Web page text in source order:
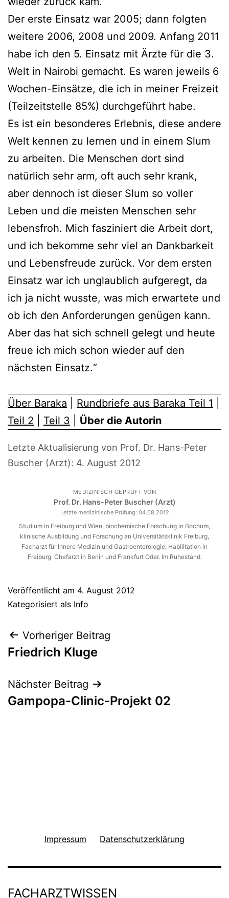
Der erste Einsatz war 2005; dann folgten
weitere 2006, 2008 und 2009. Anfang 2011
habe ich den 5. Einsatz mit Ärzte für die 3.
Welt in Nairobi gemacht. Es waren jeweils 6
Wochen-Einsätze, die ich in meiner Freizeit
(Teilzeitstelle 85%) durchgeführt habe.
Es ist ein besonderes Erlebnis, diese andere
Welt kennen zu lernen und in einem Slum
zu arbeiten. Die Menschen dort sind
natürlich sehr arm, oft auch sehr krank,
aber dennoch ist dieser Slum so voller
Leben und die meisten Menschen sehr
lebensfroh. Mich fasziniert die Arbeit dort,
und ich bekomme sehr viel an Dankbarkeit
und Lebensfreude zurück. Vor dem ersten
Einsatz war ich unglaublich aufgeregt, da
ich ja nicht wusste, was mich erwartete und
ob ich den Anforderungen genügen kann.
Aber das hat sich schnell gelegt und heute
freue ich mich schon wieder auf den
nächsten Einsatz.“
Über Baraka Rundbriefe aus Baraka Teil 1
Teil 2
Teil 3 Über die Autorin
Letzte Aktualisierung von Prof. Dr. Hans-Peter
Buscher (Arzt): 4. August 2012
MEDIZINISCH GEPRÜFT VON
Prof. Dr. Hans-Peter Buscher (Arzt)
Letzte medizinische Prüfung: 04.08.2012
Studium in Freiburg und Wien, biochemische Forschung in Bochum,
klinische Ausbildung und Forschung an Universitätsklinik Freiburg,
Facharzt für Innere Medizin und Gastroenterologie, Habilitation in
Freiburg. Chefarzt in Berlin und Frankfurt Oder. Im Ruhestand.
Veröffentlicht am 4. August 2012
Kategorisiert als Info
Beitragsnavigation
Vorheriger Beitrag
Friedrich Kluge
Nächster Beitrag
Gampopa-Clinic-Projekt 02
Impressum Datenschutzerklärung
FACHARZTWISSEN